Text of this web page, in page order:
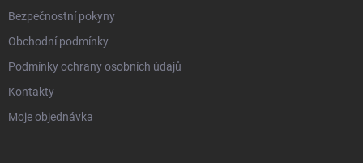
Bezpečnostní pokyny
Obchodní podmínky
Podmínky ochrany osobních údajů
Kontakty
Moje objednávka